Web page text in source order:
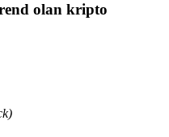
olan kripto